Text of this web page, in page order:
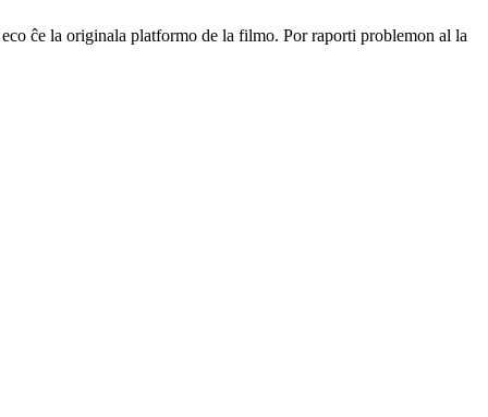
ĉe la originala platformo de la filmo. Por raporti problemon al la